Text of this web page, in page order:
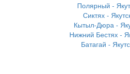
Полярный -
Сиктях -
Кытыл-Дюра -
Нижний Бестях -
Батагай -